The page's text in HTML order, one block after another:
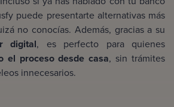
puede presentarte alternativas más
no conocías. Además, gracias a su
digital, es perfecto para quienes
el proceso desde casa, sin trámites
innecesarios.